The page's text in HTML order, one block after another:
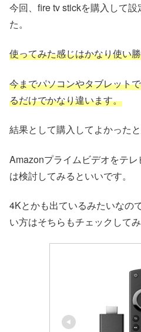
今回、fire tv stickを購入して
た。
使ってみた感じはかなり使い
今までパソコンやタブレット
るだけでかなり違います。
結果として購入してよかったと
Amazonプライムビデオをテ
は検討してみるといいです。
4Kとかも出ているみたいなの
い方はそちらもチェックして